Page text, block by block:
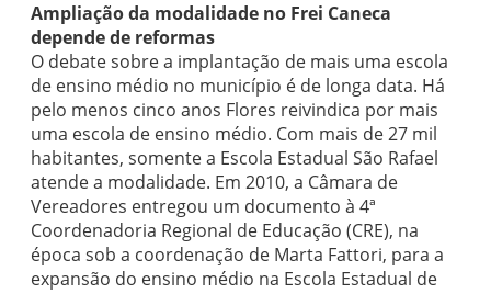
Ampliação da modalidade no Frei Caneca
depende de reformas
O debate sobre a implantação de mais uma escola
de ensino médio no município é de longa data. Há
pelo menos cinco anos Flores reivindica por mais
uma escola de ensino médio. Com mais de 27 mil
habitantes, somente a Escola Estadual São Rafael
atende a modalidade. Em 2010, a Câmara de
Vereadores entregou um documento à 4ª
Coordenadoria Regional de Educação (CRE), na
época sob a coordenação de Marta Fattori, para a
expansão do ensino médio na Escola Estadual de